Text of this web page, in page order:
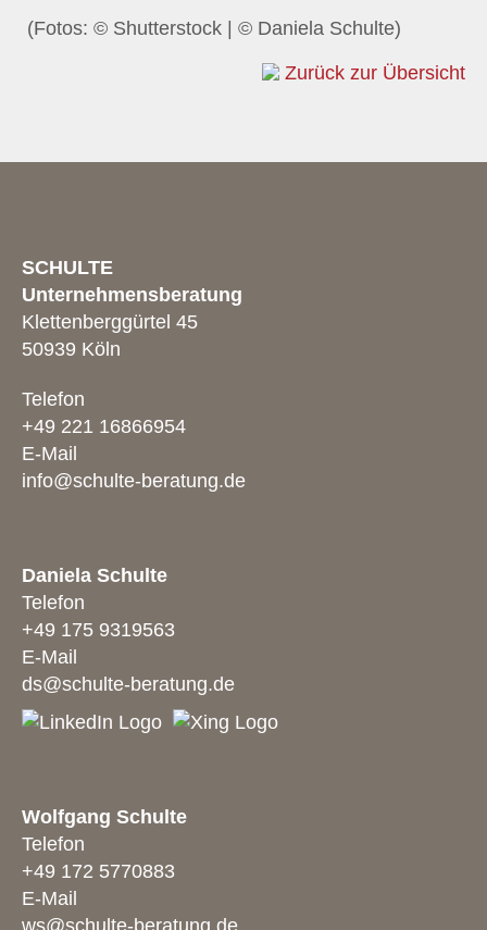
(Fotos: © Shutterstock | © Daniela Schulte)
Zurück zur Übersicht
SCHULTE
Unternehmensberatung
Klettenberggürtel 45
50939 Köln
Telefon
+49 221 16866954
E-Mail
info@schulte-beratung.de
Daniela Schulte
Telefon
+49 175 9319563
E-Mail
ds@schulte-beratung.de
Wolfgang Schulte
Telefon
+49 172 5770883
E-Mail
ws@schulte-beratung.de